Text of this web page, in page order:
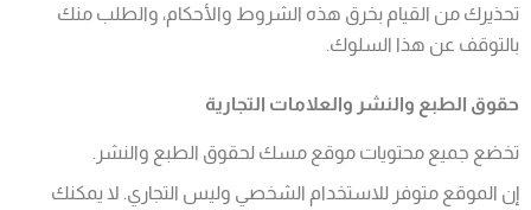
تحذيرك من القيام بخرق هذه الشروط والأحكام، والطلب منك
بالتوقف عن هذا السلوك.
حقوق الطبع والنشر والعلامات التجارية
تخضع جميع محتويات موقع مسك لحقوق الطبع والنشر.
إن الموقع متوفر للاستخدام الشخصي وليس التجاري. لا يمكنك